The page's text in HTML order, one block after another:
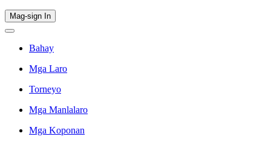
Mag-sign In
Bahay
Mga Laro
Torneyo
Mga Manlalaro
Mga Koponan